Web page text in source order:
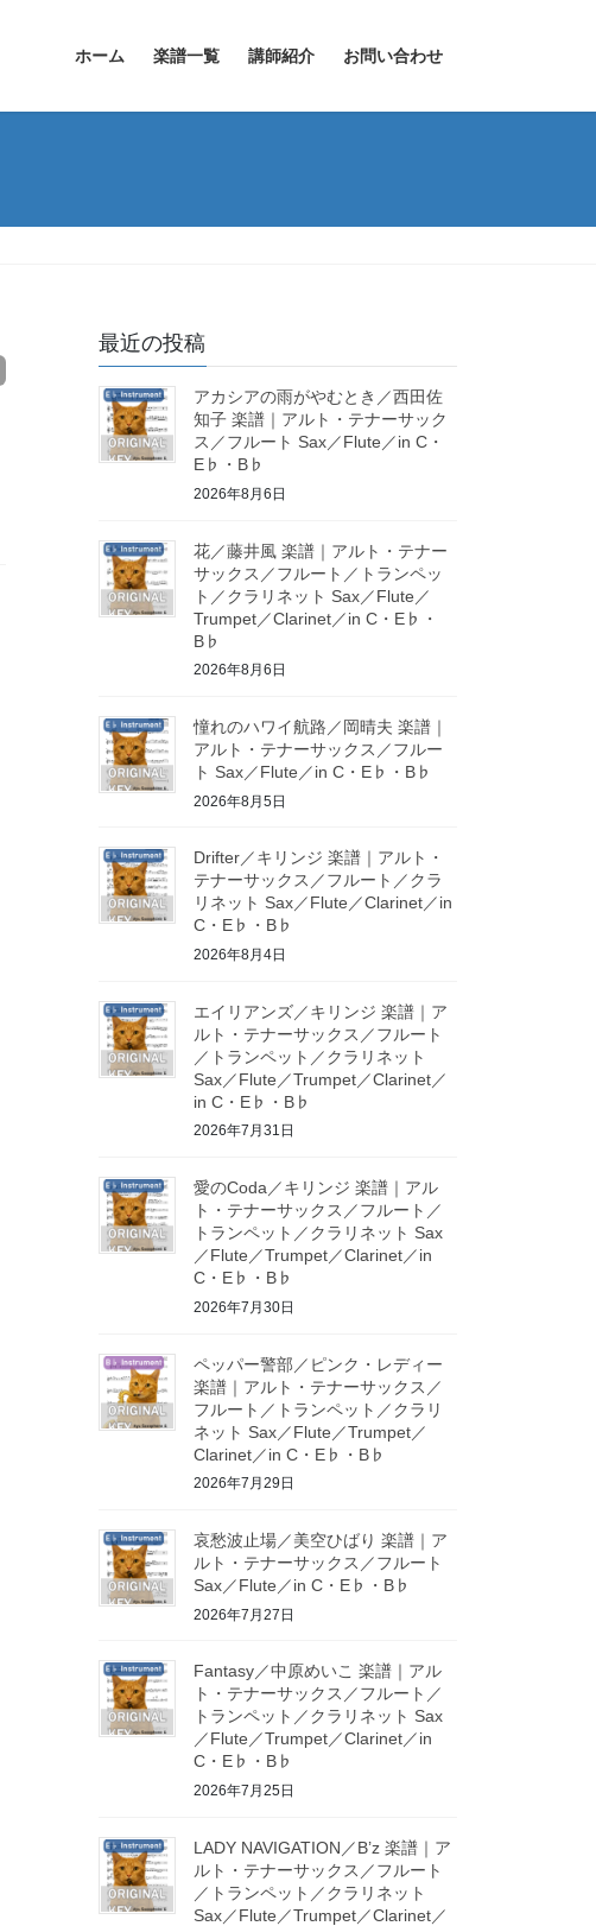
ホーム 楽譜一覧 講師紹介 お問い合わせ
最近の投稿
アカシアの雨がやむとき／西田佐
知子 楽譜｜アルト・テナーサック
ス／フルート Sax／Flute／in C・
E♭・B♭
2026年8月6日
花／藤井風 楽譜｜アルト・テナー
サックス／フルート／トランペッ
ト／クラリネット Sax／Flute／
Trumpet／Clarinet／in C・E♭・
B♭
2026年8月6日
憧れのハワイ航路／岡晴夫 楽譜｜
アルト・テナーサックス／フルー
ト Sax／Flute／in C・E♭・B♭
2026年8月5日
Drifter／キリンジ 楽譜｜アルト・
テナーサックス／フルート／クラ
リネット Sax／Flute／Clarinet／in
C・E♭・B♭
2026年8月4日
エイリアンズ／キリンジ 楽譜｜ア
ルト・テナーサックス／フルート
／トランペット／クラリネット
Sax／Flute／Trumpet／Clarinet／
in C・E♭・B♭
2026年7月31日
愛のCoda／キリンジ 楽譜｜アル
ト・テナーサックス／フルート／
トランペット／クラリネット Sax
／Flute／Trumpet／Clarinet／in
C・E♭・B♭
2026年7月30日
ペッパー警部／ピンク・レディー
楽譜｜アルト・テナーサックス／
フルート／トランペット／クラリ
ネット Sax／Flute／Trumpet／
Clarinet／in C・E♭・B♭
2026年7月29日
哀愁波止場／美空ひばり 楽譜｜ア
ルト・テナーサックス／フルート
Sax／Flute／in C・E♭・B♭
2026年7月27日
Fantasy／中原めいこ 楽譜｜アル
ト・テナーサックス／フルート／
トランペット／クラリネット Sax
／Flute／Trumpet／Clarinet／in
C・E♭・B♭
2026年7月25日
LADY NAVIGATION／B’z 楽譜｜ア
ルト・テナーサックス／フルート
／トランペット／クラリネット
Sax／Flute／Trumpet／Clarinet／